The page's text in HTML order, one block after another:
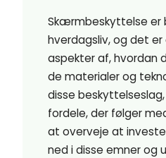
Skærmbeskyttelse er
hverdagsliv, og det
aspekter af, hvordan
de materialer og
disse
fordele, der følger
at overveje at
ned i disse emner og